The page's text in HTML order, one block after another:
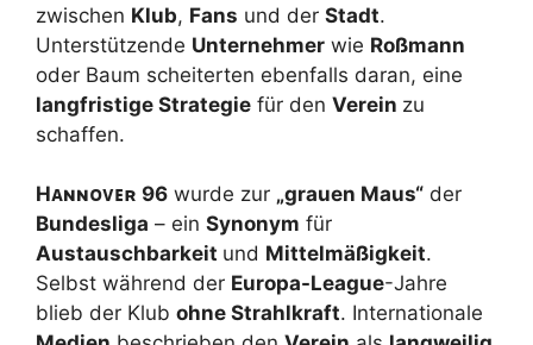
zwischen Klub, Fans und der Stadt.
Unterstützende Unternehmer wie Roßmann
oder Baum scheiterten ebenfalls daran, eine
langfristige Strategie für den Verein zu
schaffen.
Hᴀɴɴᴏᴠᴇʀ 96 wurde zur „grauen Maus“ der
Bundesliga – ein Synonym für
Austauschbarkeit und Mittelmäßigkeit.
Selbst während der Europa-League-Jahre
blieb der Klub ohne Strahlkraft. Internationale